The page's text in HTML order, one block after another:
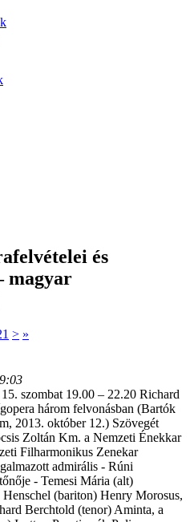
és
magyar
> »
szombat 19.00 – 22.20 Richard
három felvonásban (Bartók
2013. október 12.) Szövegét
Zoltán Km. a Nemzeti Énekkar
Filharmonikus Zenekar
admirális - Rúni
- Temesi Mária (alt)
(bariton) Henry Morosus,
Berchtold (tenor) Aminta, a